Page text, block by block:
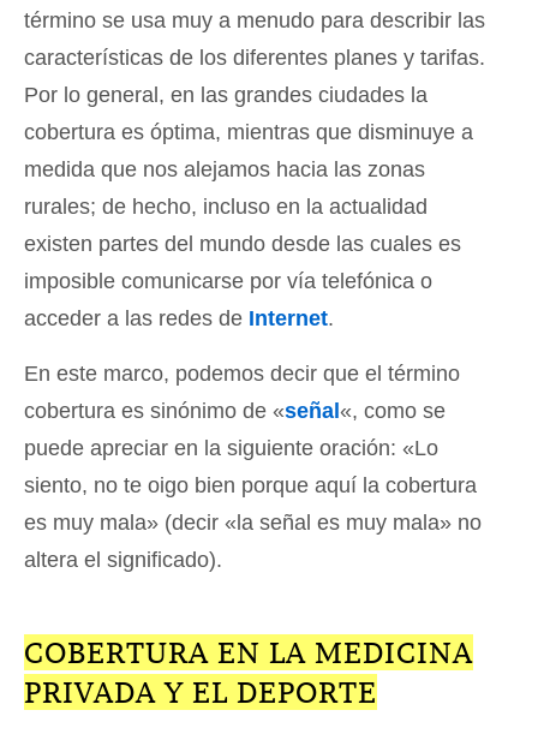
término se usa muy a menudo para describir las
características de los diferentes planes y tarifas.
Por lo general, en las grandes ciudades la
cobertura es óptima, mientras que disminuye a
medida que nos alejamos hacia las zonas
rurales; de hecho, incluso en la actualidad
existen partes del mundo desde las cuales es
imposible comunicarse por vía telefónica o
acceder a las redes de Internet.
En este marco, podemos decir que el término
cobertura es sinónimo de «señal«, como se
puede apreciar en la siguiente oración: «Lo
siento, no te oigo bien porque aquí la cobertura
es muy mala» (decir «la señal es muy mala» no
altera el significado).
COBERTURA EN LA MEDICINA
PRIVADA Y EL DEPORTE